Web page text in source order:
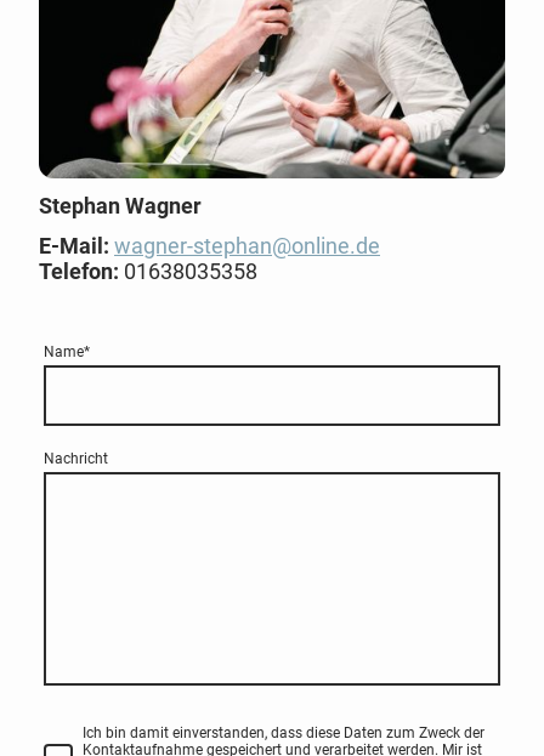
Stephan Wagner
E-Mail: wagner-stephan@online.de
Telefon: 01638035358
Name*
Nachricht
Ich bin damit einverstanden, dass diese Daten zum Zweck der
Kontaktaufnahme gespeichert und verarbeitet werden. Mir ist